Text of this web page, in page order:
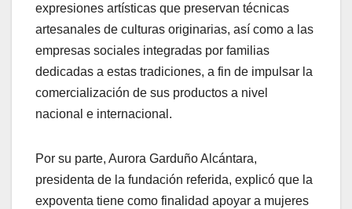
expresiones artísticas que preservan técnicas
artesanales de culturas originarias, así como a las
empresas sociales integradas por familias
dedicadas a estas tradiciones, a fin de impulsar la
comercialización de sus productos a nivel
nacional e internacional.
Por su parte, Aurora Garduño Alcántara,
presidenta de la fundación referida, explicó que la
expoventa tiene como finalidad apoyar a mujeres